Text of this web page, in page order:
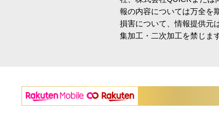
報の内容については万全を
損害について、情報提供元
集加工・二次加工を禁じま